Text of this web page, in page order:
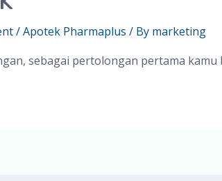
/Apotek Pharmaplus / By marketing
sebagai pertolongan pertama kamu